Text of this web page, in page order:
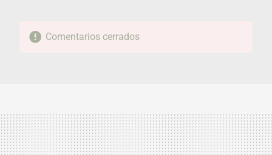
Comentarios cerrados